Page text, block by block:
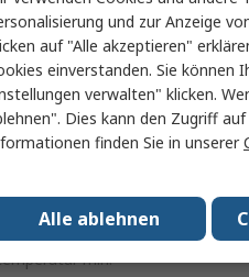
periodisch Vrrm
Typ
min.
und zur Anzeige
auf "Alle akzeptieren"
einverstanden. Sie können
verwalten" klicken.
Dies kann den Zugriff
finden Sie in unserer
Alle ablehnen